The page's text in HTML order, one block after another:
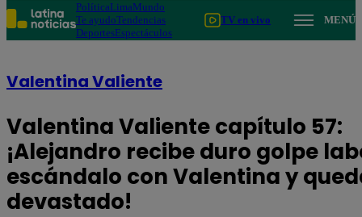
PolíticaLimaMundo
Te ayudoTendencias
DeportesEspectáculos
TV en vivo MENÚ
Valentina Valiente
Valentina Valiente capítulo 57:
¡Alejandro recibe duro golpe
escándalo con Valentina y
devastado!